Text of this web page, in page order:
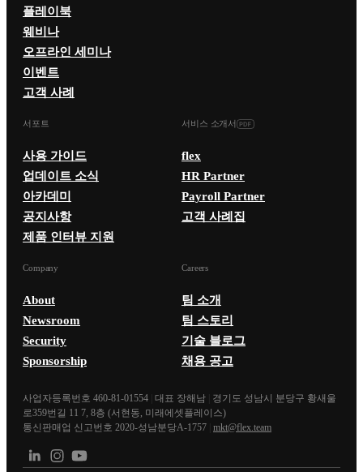
플레이북
웨비나
오프라인 세미나
이벤트
고객 사례
서포트
사용 가이드
업데이트 소식
아카데미
공지사항
제품 인터뷰 지원
서비스 소개서
flex
HR Partner
Payroll Partner
고객 사례집
Company
About
Newsroom
Security
Sponsorship
Careers
팀 소개
팀 스토리
기술 블로그
채용 공고
사업자등록번호 460-81-01554 대표 장해남
경기도 성남시 분당구 황새울
로359번길 11 7, 8층 (서현동, 미래에셋플레이스)
통신판매업 신고번호 2020-성남분당A-1757 mkt@flex.team